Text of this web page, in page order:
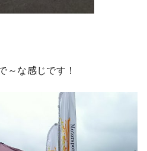
～な感じです！